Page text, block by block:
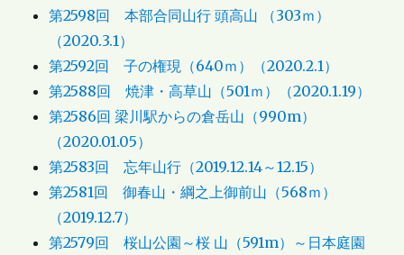
第2598回 本部合同山行 頭高山 （303ｍ）
（2020.3.1）
第2592回 子の権現（640ｍ）（2020.2.1）
第2588回 焼津・高草山（501ｍ）（2020.1.19）
第2586回 梁川駅からの倉岳山（990m）
（2020.01.05）
第2583回 忘年山行（2019.12.14～12.15）
第2581回 御春山・綱之上御前山（568ｍ）
（2019.12.7）
第2579回 桜山公園～桜 山（591m）～日本庭園